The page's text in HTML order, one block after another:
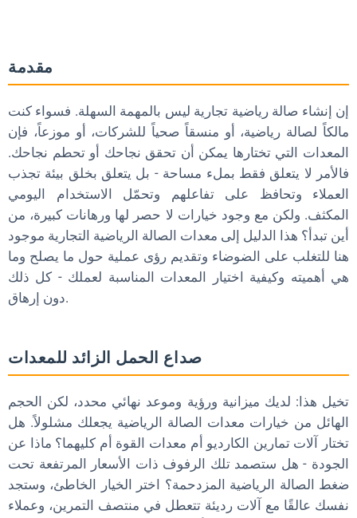
ما هي مدة بقاء العتاد في صالة الألعاب الرياضية؟
هل يمكنني تخصيص العتاد التجاري؟
ما مقدار المساحة التي أحتاجها؟
الخاتمة
هل أنت جاهز للارتقاء بعلامتك التجارية مع اللوحات المخصصة
للمصدات؟
مقدمة
إن إنشاء صالة رياضية تجارية ليس بالمهمة السهلة. فسواء كنت
مالكاً لصالة رياضية، أو منسقاً صحياً للشركات، أو موزعاً، فإن
المعدات التي تختارها يمكن أن تحقق نجاحك أو تحطم نجاحك.
فالأمر لا يتعلق فقط بملء مساحة - بل يتعلق بخلق بيئة تجذب
العملاء وتحافظ على تفاعلهم وتحمّل الاستخدام اليومي
المكثف. ولكن مع وجود خيارات لا حصر لها ورهانات كبيرة، من
أين تبدأ؟ هذا الدليل إلى معدات الصالة الرياضية التجارية موجود
هنا للتغلب على الضوضاء وتقديم رؤى عملية حول ما يصلح وما
هي أهميته وكيفية اختيار المعدات المناسبة لعملك - كل ذلك
دون إرهاق.
صداع الحمل الزائد للمعدات
تخيل هذا: لديك ميزانية ورؤية وموعد نهائي محدد، لكن الحجم
الهائل من خيارات معدات الصالة الرياضية يجعلك مشلولاً. هل
تختار آلات تمارين الكارديو أم معدات القوة أم كليهما؟ ماذا عن
الجودة - هل ستصمد تلك الرفوف ذات الأسعار المرتفعة تحت
ضغط الصالة الرياضية المزدحمة؟ اختر الخيار الخاطئ، وستجد
نفسك عالقًا مع آلات رديئة تتعطل في منتصف التمرين، وعملاء